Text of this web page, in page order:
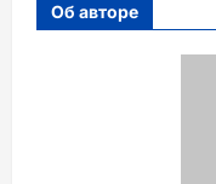
Об авторе